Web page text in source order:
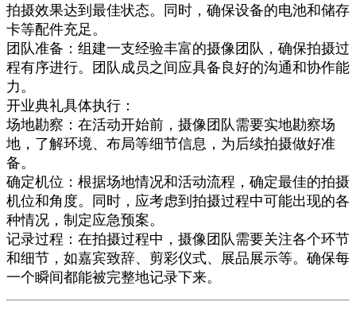
拍摄效果达到最佳状态。同时，确保设备的电池和储存
卡等配件充足。
团队准备：组建一支经验丰富的摄像团队，确保拍摄过
程有序进行。团队成员之间应具备良好的沟通和协作能
力。
开业典礼具体执行 ：
场地勘察：在活动开始前，摄像团队需要实地勘察场
地，了解环境、布局等细节信息，为后续拍摄做好准
备。
确定机位：根据场地情况和活动流程，确定最佳的拍摄
机位和角度。同时，应考虑到拍摄过程中可能出现的各
种情况，制定应急预案。
记录过程：在拍摄过程中，摄像团队需要关注各个环节
和细节，如嘉宾致辞、剪彩仪式、展品展示等。确保每
一个瞬间都能被完整地记录下来。